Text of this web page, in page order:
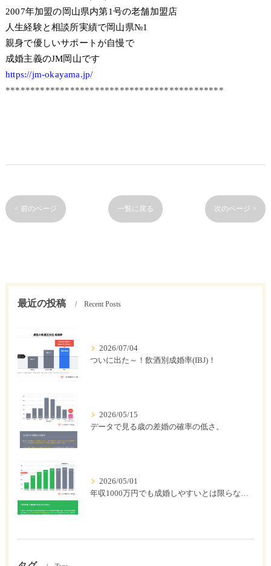
2007年加盟の岡山県内第1号の老舗加盟店
人生経験と相談所実績で岡山県№1
親身で優しいサポートが自慢で
成婚主義のJM岡山です
https://jm-okayama.jp/
********************************************
< 前のページ 一覧に戻る 次のページ >
最近の投稿 Recent Posts
2026/07/04
ついに出た～！飲酒別成婚率(IBJ)！
2026/05/15
データで見る歳の差婚の確率の低さ。
2026/05/01
年収1000万円でも成婚しやすいとは限らない? 「年収帯別の成婚率」のリアル